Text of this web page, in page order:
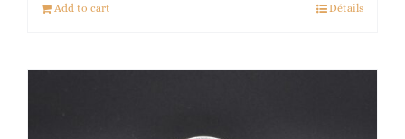
Add to cart Détails